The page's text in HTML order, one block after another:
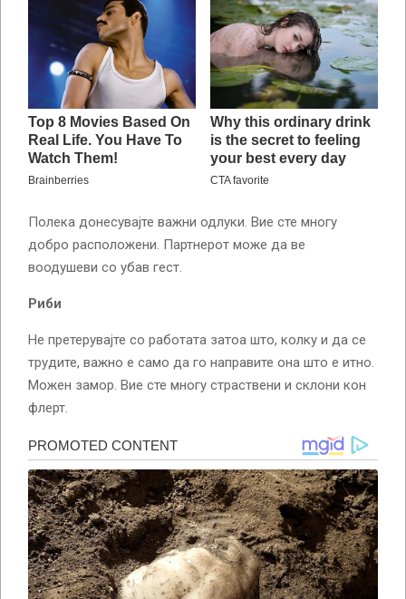
Полека донесувајте важни одлуки. Вие сте многу
добро расположени. Партнерот може да ве
воодушеви со убав гест.
Риби
Не претерувајте со работата затоа што, колку и да се
трудите, важно е само да го направите она што е итно.
Можен замор. Вие сте многу страствени и склони кон
флерт.